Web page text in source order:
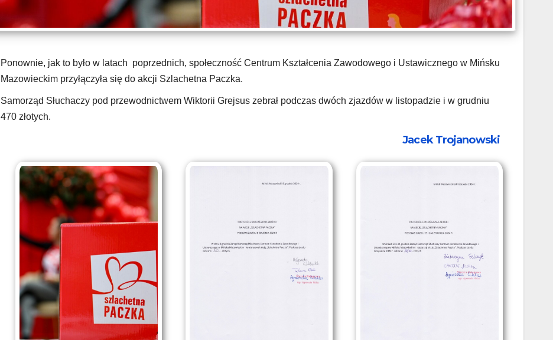
Ponownie, jak to było w latach poprzednich, społeczność Centrum Kształcenia Zawodowego i Ustawicznego w Mińsku
Mazowieckim przyłączyła się do akcji Szlachetna Paczka.
Samorząd Słuchaczy pod przewodnictwem Wiktorii Grejsus zebrał podczas dwóch zjazdów w listopadzie i w grudniu
470 złotych.
Jacek Trojanowski